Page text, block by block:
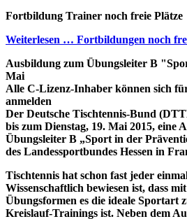
Fortbildung Trainer noch freie Plätze
Weiterlesen … Fortbildungen noch
Ausbildung zum Übungsleiter B
Mai
Alle C-Lizenz-Inhaber können sich
anmelden
Der Deutsche Tischtennis-Bund
bis zum Dienstag, 19. Mai 2015, eine
Übungsleiter B „Sport in der
des Landessportbundes Hessen in
Tischtennis hat schon fast jeder
Wissenschaftlich bewiesen ist, dass
Übungsformen es die ideale Sportart
Kreislauf-Trainings ist. Neben dem